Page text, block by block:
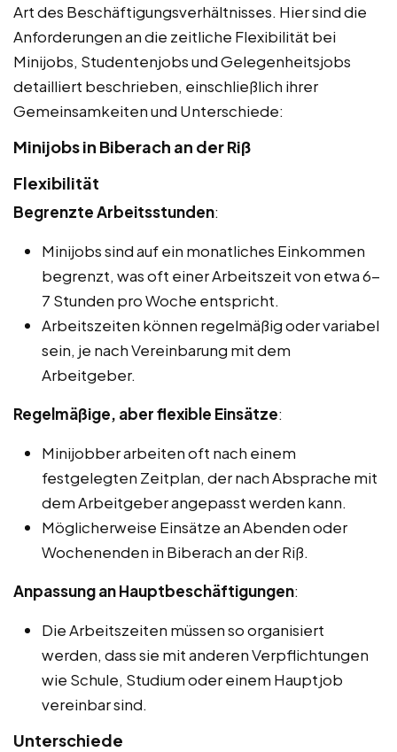
Art des Beschäftigungsverhältnisses. Hier sind die
Anforderungen an die zeitliche Flexibilität bei
Minijobs, Studentenjobs und Gelegenheitsjobs
detailliert beschrieben, einschließlich ihrer
Gemeinsamkeiten und Unterschiede:
Minijobs in Biberach an der Riß
Flexibilität
Begrenzte Arbeitsstunden:
Minijobs sind auf ein monatliches Einkommen
begrenzt, was oft einer Arbeitszeit von etwa 6-
7 Stunden pro Woche entspricht.
Arbeitszeiten können regelmäßig oder variabel
sein, je nach Vereinbarung mit dem
Arbeitgeber.
Regelmäßige, aber flexible Einsätze:
Minijobber arbeiten oft nach einem
festgelegten Zeitplan, der nach Absprache mit
dem Arbeitgeber angepasst werden kann.
Möglicherweise Einsätze an Abenden oder
Wochenenden in Biberach an der Riß.
Anpassung an Hauptbeschäftigungen:
Die Arbeitszeiten müssen so organisiert
werden, dass sie mit anderen Verpflichtungen
wie Schule, Studium oder einem Hauptjob
vereinbar sind.
Unterschiede